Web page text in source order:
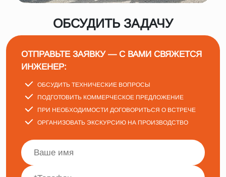
ОБСУДИТЬ ЗАДАЧУ
ОТПРАВЬТЕ ЗАЯВКУ — С ВАМИ СВЯЖЕТСЯ
ИНЖЕНЕР:
ОБСУДИТЬ ТЕХНИЧЕСКИЕ ВОПРОСЫ
ПОДГОТОВИТЬ КОММЕРЧЕСКОЕ ПРЕДЛОЖЕНИЕ
ПРИ НЕОБХОДИМОСТИ ДОГОВОРИТЬСЯ О ВСТРЕЧЕ
ОРГАНИЗОВАТЬ ЭКСКУРСИЮ НА ПРОИЗВОДСТВО